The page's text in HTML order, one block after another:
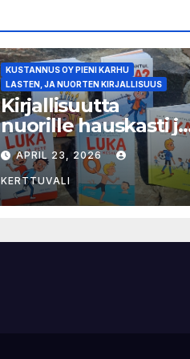
KUSTANNUS OY PIENI KARHU
LASTEN, JA NUORTEN KIRJALLISUUS
Kirjallisuutta
nuorille hauskasti ja
selkokielellä – Luka-
sarjasta viides osa
APRIL 23, 2026
KERTTUVALI